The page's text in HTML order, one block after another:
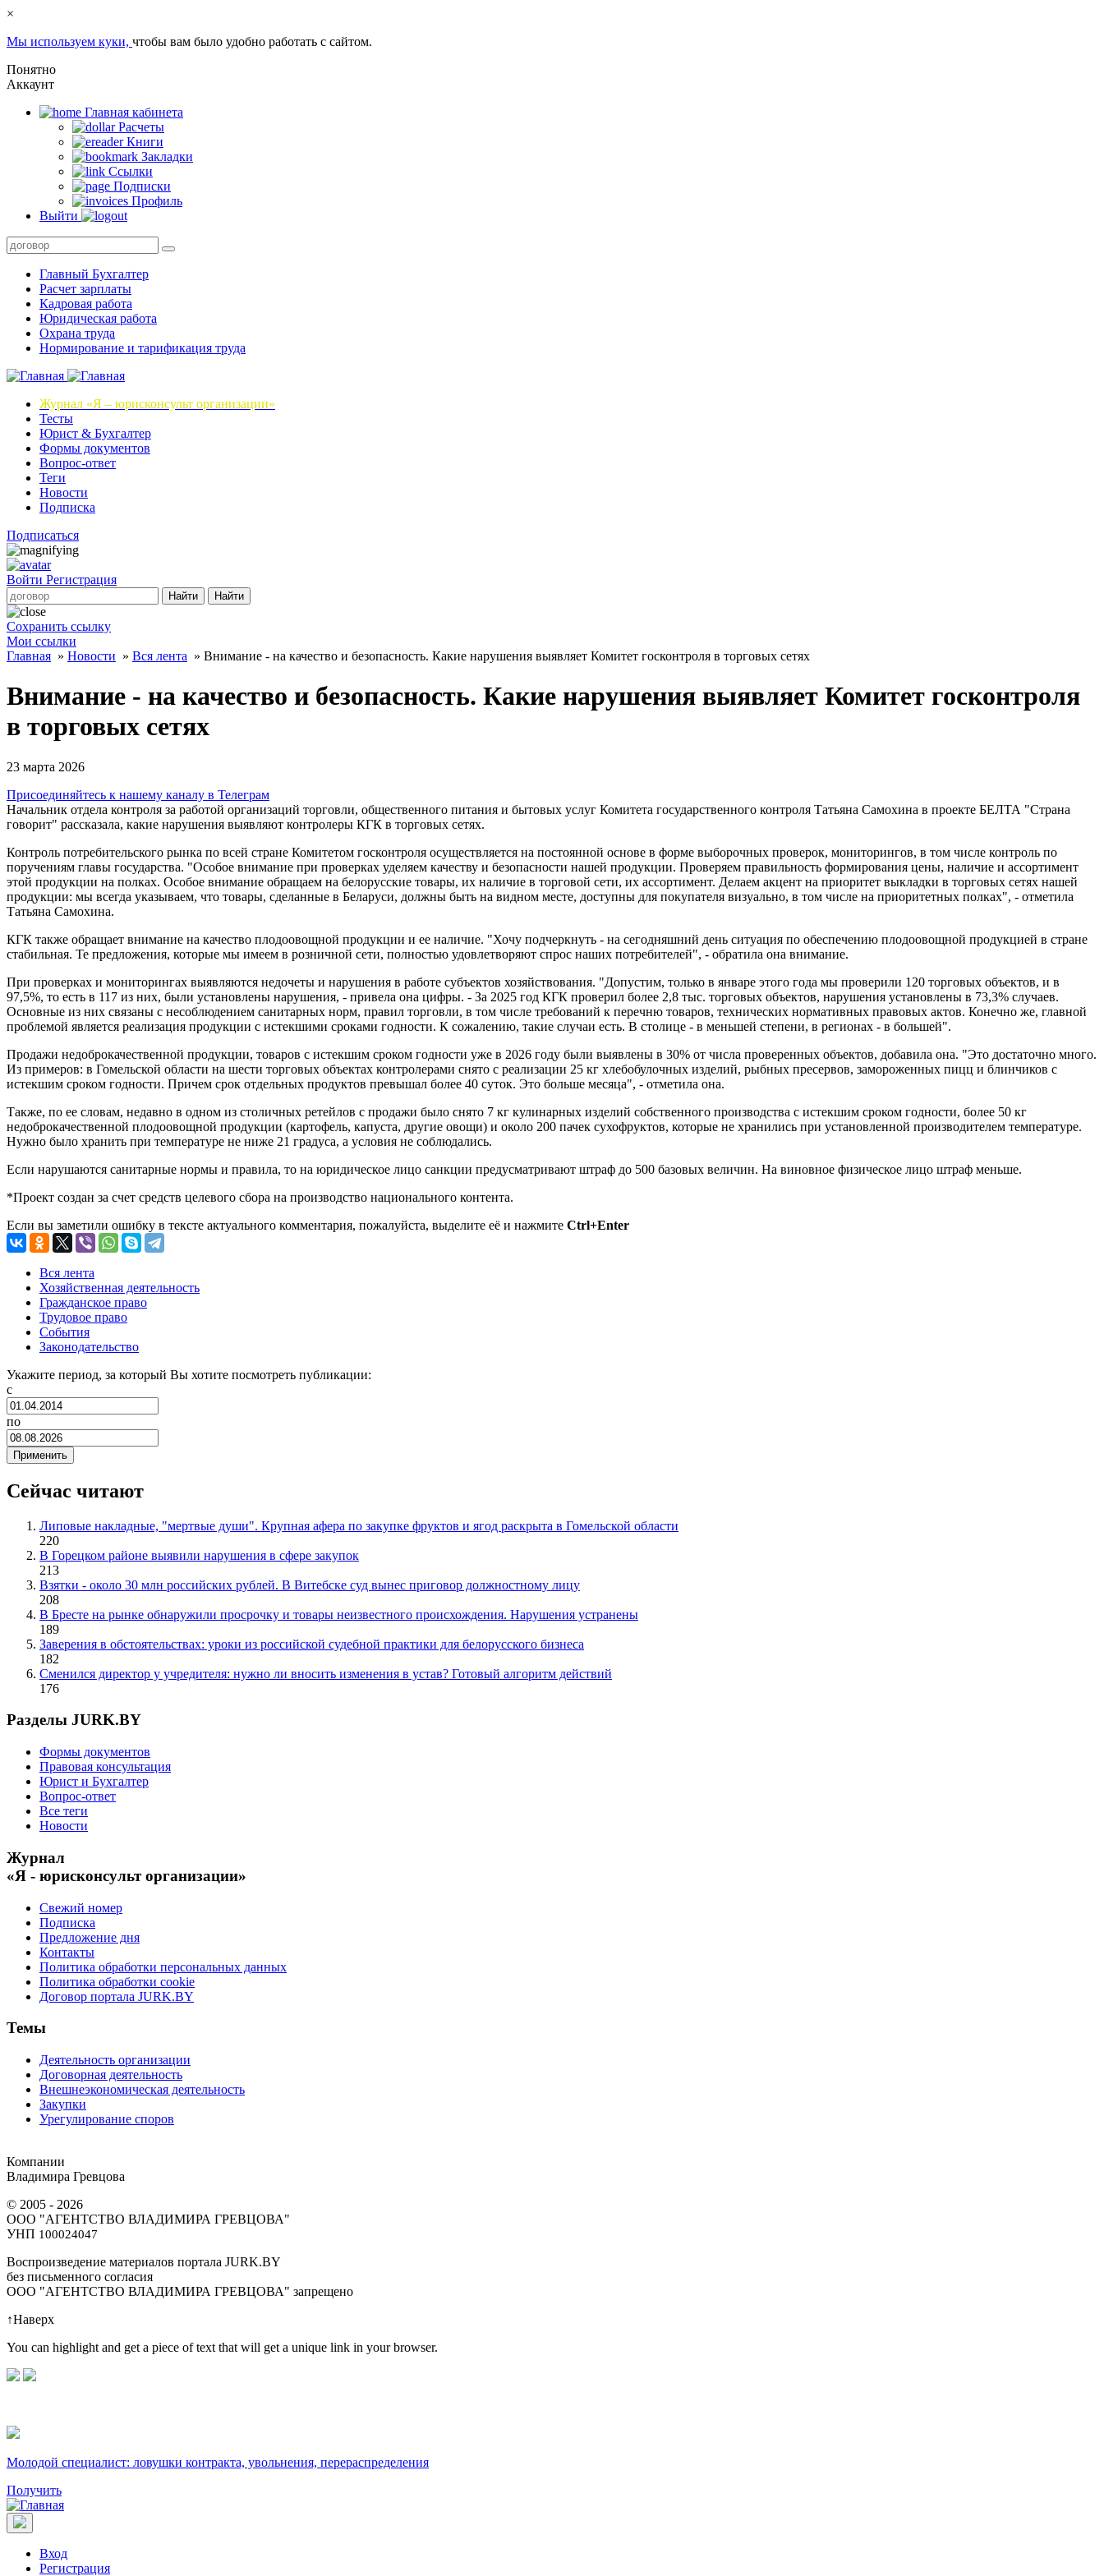
×
Мы используем куки, чтобы вам было удобно работать с сайтом.
Понятно
Аккаунт
Главная кабинета
Расчеты
Книги
Закладки
Ссылки
Подписки
Профиль
Выйти
Главный Бухгалтер
Расчет зарплаты
Кадровая работа
Юридическая работа
Охрана труда
Нормирование и тарификация труда
Журнал «Я – юрисконсульт организации»
Тесты
Юрист & Бухгалтер
Формы документов
Вопрос-ответ
Теги
Новости
Подписка
Подписаться
Войти Регистрация
Найти Найти
Сохранить ссылку
Мои ссылки
Главная » Новости » Вся лента » Внимание - на качество и безопасность. Какие нарушения выявляет Комитет госконтроля в торговых сетях
Внимание - на качество и безопасность. Какие нарушения выявляет Комитет госконтроля
в торговых сетях
23 мартa 2026
Присоединяйтесь к нашему каналу в Телеграм
Начальник отдела контроля за работой организаций торговли, общественного питания и бытовых услуг Комитета государственного контроля Татьяна Самохина в проекте БЕЛТА "Страна
говорит" рассказала, какие нарушения выявляют контролеры КГК в торговых сетях.
Контроль потребительского рынка по всей стране Комитетом госконтроля осуществляется на постоянной основе в форме выборочных проверок, мониторингов, в том числе контроль по
поручениям главы государства. "Особое внимание при проверках уделяем качеству и безопасности нашей продукции. Проверяем правильность формирования цены, наличие и ассортимент
этой продукции на полках. Особое внимание обращаем на белорусские товары, их наличие в торговой сети, их ассортимент. Делаем акцент на приоритет выкладки в торговых сетях нашей
продукции: мы всегда указываем, что товары, сделанные в Беларуси, должны быть на видном месте, доступны для покупателя визуально, в том числе на приоритетных полках", - отметила
Татьяна Самохина.
КГК также обращает внимание на качество плодоовощной продукции и ее наличие. "Хочу подчеркнуть - на сегодняшний день ситуация по обеспечению плодоовощной продукцией в стране
стабильная. Те предложения, которые мы имеем в розничной сети, полностью удовлетворяют спрос наших потребителей", - обратила она внимание.
При проверках и мониторингах выявляются недочеты и нарушения в работе субъектов хозяйствования. "Допустим, только в январе этого года мы проверили 120 торговых объектов, и в
97,5%, то есть в 117 из них, были установлены нарушения, - привела она цифры. - За 2025 год КГК проверил более 2,8 тыс. торговых объектов, нарушения установлены в 73,3% случаев.
Основные из них связаны с несоблюдением санитарных норм, правил торговли, в том числе требований к перечню товаров, технических нормативных правовых актов. Конечно же, главной
проблемой является реализация продукции с истекшими сроками годности. К сожалению, такие случаи есть. В столице - в меньшей степени, в регионах - в большей".
Продажи недоброкачественной продукции, товаров с истекшим сроком годности уже в 2026 году были выявлены в 30% от числа проверенных объектов, добавила она. "Это достаточно много.
Из примеров: в Гомельской области на шести торговых объектах контролерами снято с реализации 25 кг хлебобулочных изделий, рыбных пресервов, замороженных пицц и блинчиков с
истекшим сроком годности. Причем срок отдельных продуктов превышал более 40 суток. Это больше месяца", - отметила она.
Также, по ее словам, недавно в одном из столичных ретейлов с продажи было снято 7 кг кулинарных изделий собственного производства с истекшим сроком годности, более 50 кг
недоброкачественной плодоовощной продукции (картофель, капуста, другие овощи) и около 200 пачек сухофруктов, которые не хранились при установленной производителем температуре.
Нужно было хранить при температуре не ниже 21 градуса, а условия не соблюдались.
Если нарушаются санитарные нормы и правила, то на юридическое лицо санкции предусматривают штраф до 500 базовых величин. На виновное физическое лицо штраф меньше.
*Проект создан за счет средств целевого сбора на производство национального контента.
Если вы заметили ошибку в тексте актуального комментария, пожалуйста, выделите её и нажмите Ctrl+Enter
Вся лента
Хозяйственная деятельность
Гражданское право
Трудовое право
События
Законодательство
Укажите период, за который Вы хотите посмотреть публикации:
с
по
Сейчас читают
Липовые накладные, "мертвые души". Крупная афера по закупке фруктов и ягод раскрыта в Гомельской области
220
В Горецком районе выявили нарушения в сфере закупок
213
Взятки - около 30 млн российских рублей. В Витебске суд вынес приговор должностному лицу
208
В Бресте на рынке обнаружили просрочку и товары неизвестного происхождения. Нарушения устранены
189
Заверения в обстоятельствах: уроки из российской судебной практики для белорусского бизнеса
182
Сменился директор у учредителя: нужно ли вносить изменения в устав? Готовый алгоритм действий
176
Разделы JURK.BY
Формы документов
Правовая консультация
Юрист и Бухгалтер
Вопрос-ответ
Все теги
Новости
Журнал
«Я - юрисконсульт организации»
Свежий номер
Подписка
Предложение дня
Контакты
Политика обработки персональных данных
Политика обработки cookie
Договор портала JURK.BY
Темы
Деятельность организации
Договорная деятельность
Внешнеэкономическая деятельность
Закупки
Урегулирование споров
Компании
Владимира Гревцова
© 2005 - 2026
ООО "АГЕНТСТВО ВЛАДИМИРА ГРЕВЦОВА"
УНП 100024047
Воспроизведение материалов портала JURK.BY
без письменного согласия
OOO "АГЕНТСТВО ВЛАДИМИРА ГРЕВЦОВА" запрещено
↑Наверх
You can highlight and get a piece of text that will get a unique link in your browser.
Молодой специалист: ловушки контракта, увольнения, перераспределения
Получить
Вход
Регистрация